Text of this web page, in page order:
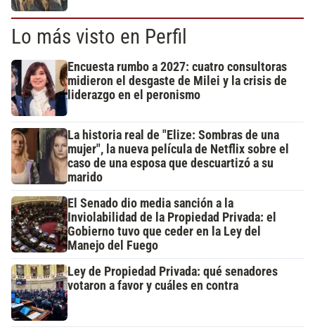
Lo más visto en Perfil
Encuesta rumbo a 2027: cuatro consultoras
midieron el desgaste de Milei y la crisis de
liderazgo en el peronismo
La historia real de "Elize: Sombras de una
mujer", la nueva película de Netflix sobre el
caso de una esposa que descuartizó a su
marido
El Senado dio media sanción a la
Inviolabilidad de la Propiedad Privada: el
Gobierno tuvo que ceder en la Ley del
Manejo del Fuego
Ley de Propiedad Privada: qué senadores
votaron a favor y cuáles en contra